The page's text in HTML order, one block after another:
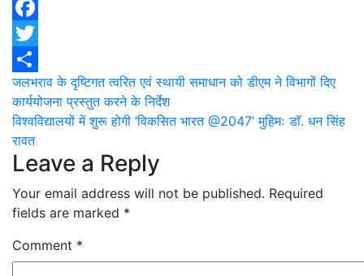
Facebook
Twitter
Share
Post
navigation
जलभराव के दृष्टिगत त्वरित एवं स्थायी समाधान को डीएम ने विभागों दिए
कार्ययोजना प्रस्तुत करने के निर्देश
विश्वविद्यालयों में शुरू होगी ‘विकसित भारत @2047’ मुहिमः डाॅ. धन सिंह
रावत
Leave a Reply
Your email address will not be published. Required
fields are marked *
Comment *